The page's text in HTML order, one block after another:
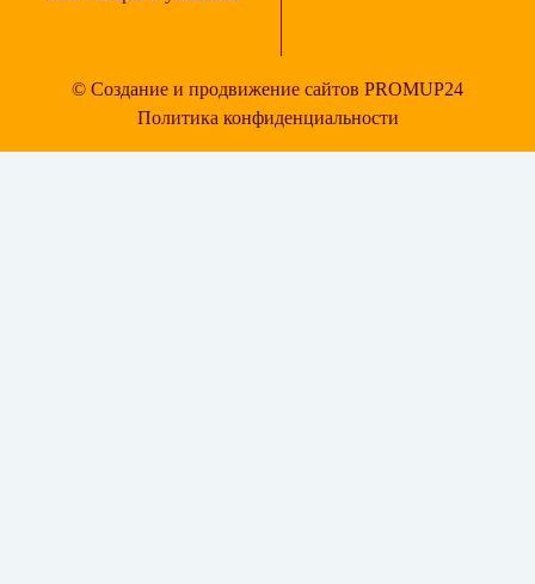
© Создание и продвижение сайтов PROMUP24
Политика конфиденциальности